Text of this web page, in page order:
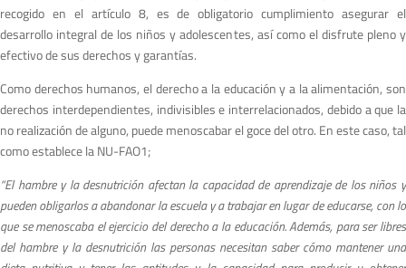
recogido en el artículo 8, es de obligatorio cumplimiento asegurar el
desarrollo integral de los niños y adolescentes, así como el disfrute pleno y
efectivo de sus derechos y garantías.
Como derechos humanos, el derecho a la educación y a la alimentación, son
derechos interdependientes, indivisibles e interrelacionados, debido a que la
no realización de alguno, puede menoscabar el goce del otro. En este caso, tal
como establece la NU-FAO1;
“El hambre y la desnutrición afectan la capacidad de aprendizaje de los niños y
pueden obligarlos a abandonar la escuela y a trabajar en lugar de educarse, con lo
que se menoscaba el ejercicio del derecho a la educación. Además, para ser libres
del hambre y la desnutrición las personas necesitan saber cómo mantener una